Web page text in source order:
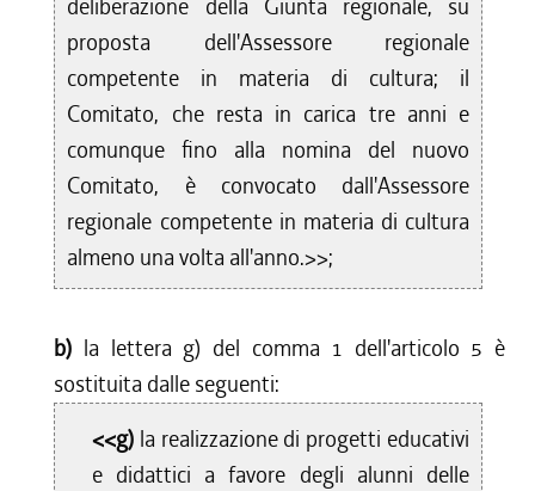
deliberazione della Giunta regionale, su
proposta dell'Assessore regionale
competente in materia di cultura; il
Comitato, che resta in carica tre anni e
comunque fino alla nomina del nuovo
Comitato, è convocato dall'Assessore
regionale competente in materia di cultura
almeno una volta all'anno.>>;
b) la lettera g) del comma 1 dell'articolo 5 è
sostituita dalle seguenti:
<<g) la realizzazione di progetti educativi
e didattici a favore degli alunni delle